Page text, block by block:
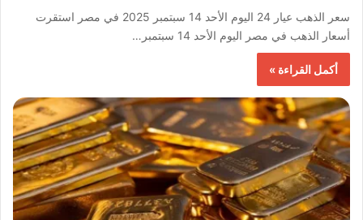
سعر الذهب عيار 24 اليوم الأحد 14 سبتمبر 2025 في مصر استقرت
أسعار الذهب في مصر اليوم الأحد 14 سبتمبر…
أكمل القراءة »